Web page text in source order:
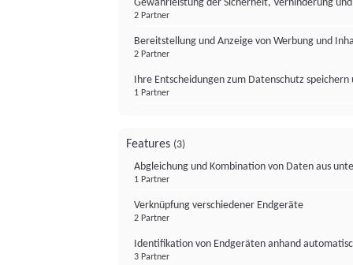
Gewährleistung der Sicherheit, Verhinderung
2 Partner
Bereitstellung und Anzeige von Werbung und
2 Partner
Ihre Entscheidungen zum Datenschutz
1 Partner
Features (3)
Abgleichung und Kombination von Daten aus
1 Partner
Verknüpfung verschiedener Endgeräte
2 Partner
Identifikation von Endgeräten anhand
3 Partner